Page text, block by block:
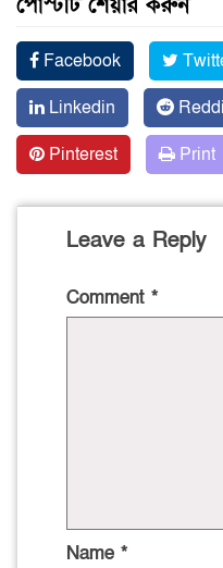
Facebook
Linkedin
Pinterest
Print
Leave a Reply
Comment *
Name *